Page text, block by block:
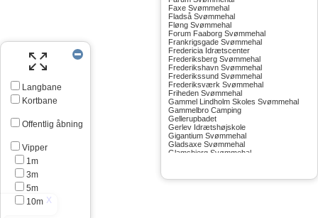
Langbane
Kortbane
Offentlig åbning
Vipper
1m
3m
5m
10m
Faxe Svømmehal
Fladså Svømmehal
Fløng Svømmehal
Forum Faaborg Svømmehal
Frankrigsgade Svømmehal
Fredericia Idrætscenter
Frederiksberg Svømmehal
Frederikshavn Svømmehal
Frederikssund Svømmehal
Frederiksværk Svømmehal
Friheden Svømmehal
Gammel Lindholm Skoles Svømmehal
Gammelbro Camping
Gellerupbadet
Gerlev Idrætshøjskole
Gigantium Svømmehal
Gladsaxe Svømmehal
Glamsbjerg Svømmehal
Greve Svømmehal